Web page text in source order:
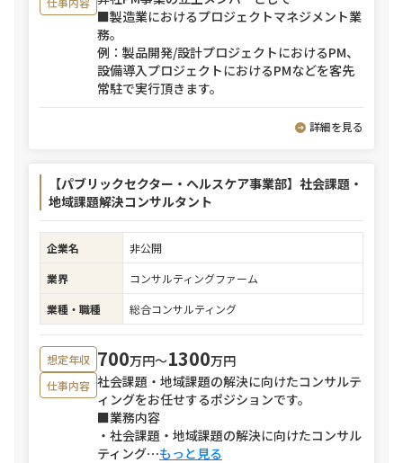
■製造業におけるプロジェクトマネジメント業
務。
例：製品開発/設計プロジェクトにおけるPM、
設備導入プロジェクトにおけるPMなどを客先
常駐で実行頂きます。
詳細を見る
【パブリックセクター・ヘルスケア事業部】社会課題・
地域課題解決コンサルタント
企業名
非公開
業界
コンサルティングファーム
業種・職種
総合コンサルティング
想定年収 700万円〜1300万円
仕事内容 社会課題・地域課題の解決に向けたコンサルテ
ィングをお任せするポジションです。
■業務内容
・社会課題・地域課題の解決に向けたコンサル
ティング⋯もっと見る